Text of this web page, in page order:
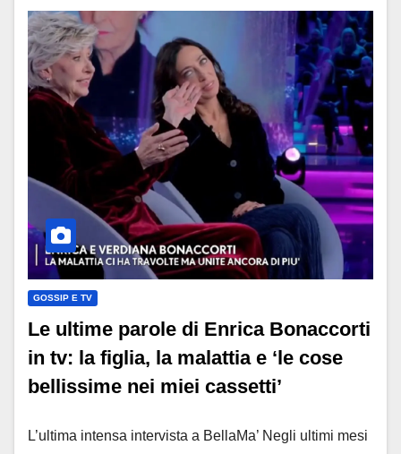
GOSSIP E TV
Le ultime parole di Enrica Bonaccorti
in tv: la figlia, la malattia e ‘le cose
bellissime nei miei cassetti’
L’ultima intensa intervista a BellaMa’ Negli ultimi mesi